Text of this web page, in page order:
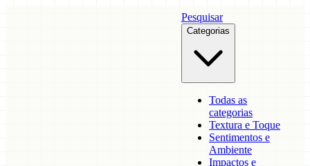
Pesquisar
Categorias
Todas as
categorias
Textura e Toque
Sentimentos e
Ambiente
Impactos e